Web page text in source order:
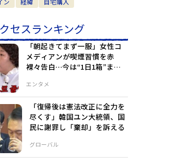
セスランキング
エンタメ
「朝起きてまず一服」女性コ
メディアンが喫煙習慣を赤
裸々告白…今は“1日1箱”まで
グローバル
「復帰後は憲法改正に全力を
尽くす」韓国ユン大統領、国
民に謝罪し「棄却」を訴える